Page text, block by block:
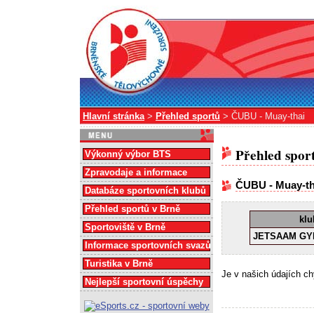
Hlavní stránka> Přehled sportů > ČUBU - Muay-thai
Přehled
ČUBU - Muay-
JETSAAM
Je v našich údajích
Výkonný výbor BTS
Zpravodaje a informace
Databáze sportovních klubů
Přehled sportů v Brně
Sportoviště v Brně
Informace sportovních svazů
Turistika v Brně
Nejlepší sportovní úspěchy